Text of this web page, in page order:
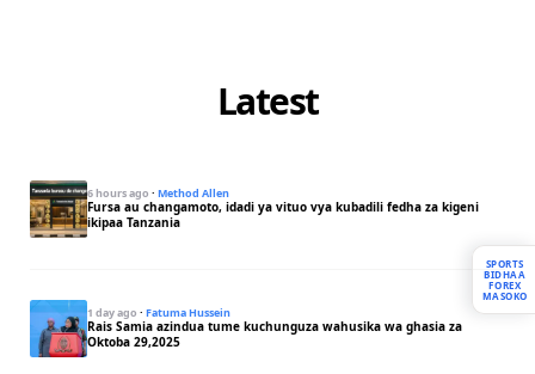
Latest
6 hours ago · Method Allen
Fursa au changamoto, idadi ya vituo vya kubadili fedha za kigeni
ikipaa Tanzania
1 day ago · Fatuma Hussein
Rais Samia azindua tume kuchunguza wahusika wa ghasia za
Oktoba 29,2025
SPORTS
BIDHAA
FOREX
MASOKO